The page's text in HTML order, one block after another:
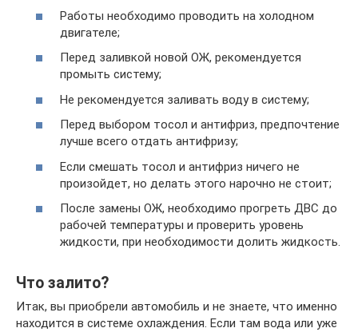
Работы необходимо проводить на холодном
двигателе;
Перед заливкой новой ОЖ, рекомендуется
промыть систему;
Не рекомендуется заливать воду в систему;
Перед выбором тосол и антифриз, предпочтение
лучше всего отдать антифризу;
Если смешать тосол и антифриз ничего не
произойдет, но делать этого нарочно не стоит;
После замены ОЖ, необходимо прогреть ДВС до
рабочей температуры и проверить уровень
жидкости, при необходимости долить жидкость.
Что залито?
Итак, вы приобрели автомобиль и не знаете, что именно
находится в системе охлаждения. Если там вода или уже